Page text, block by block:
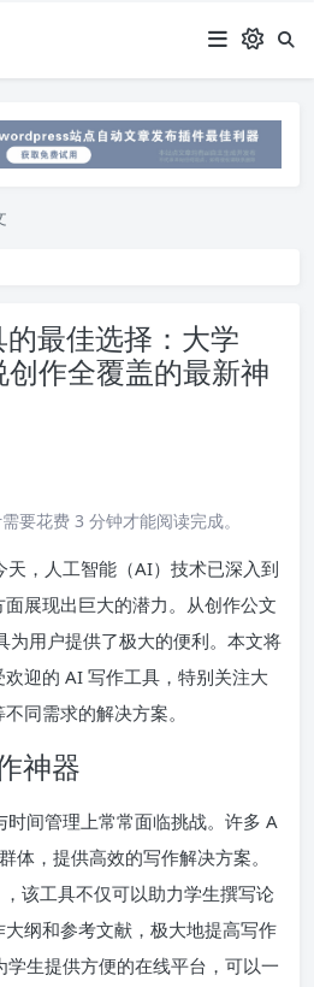
最佳选择：大学
作全覆盖的最新神
要花费 3 分钟才能阅读完成。
天，人工智能（AI）技术已深入到
展现出巨大的潜力。从创作公文
为用户提供了极大的便利。本文将
迎的 AI 写作工具，特别关注大
同需求的解决方案。
神器
时间管理上常常面临挑战。许多 A
体，提供高效的写作解决方案。
，该工具不仅可以助力学生撰写论
纲和参考文献，极大地提高写作
学生提供方便的在线平台，可以一